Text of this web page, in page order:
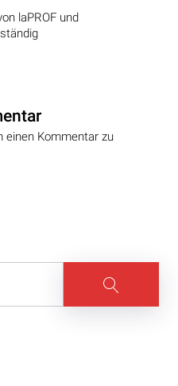
laPROF und
einen Kommentar zu
Suche